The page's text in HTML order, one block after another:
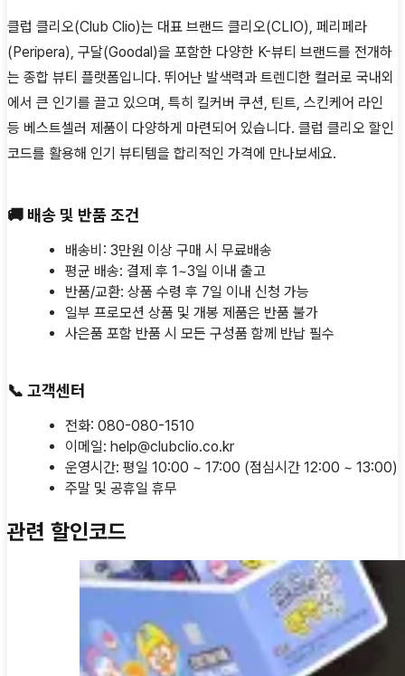
클럽 클리오(Club Clio)는 대표 브랜드 클리오(CLIO), 페리페라
(Peripera), 구달(Goodal)을 포함한 다양한 K-뷰티 브랜드를 전개하
는 종합 뷰티 플랫폼입니다. 뛰어난 발색력과 트렌디한 컬러로 국내외
에서 큰 인기를 끌고 있으며, 특히 킬커버 쿠션, 틴트, 스킨케어 라인
등 베스트셀러 제품이 다양하게 마련되어 있습니다. 클럽 클리오 할인
코드를 활용해 인기 뷰티템을 합리적인 가격에 만나보세요.
🚚 배송 및 반품 조건
배송비: 3만원 이상 구매 시 무료배송
평균 배송: 결제 후 1~3일 이내 출고
반품/교환: 상품 수령 후 7일 이내 신청 가능
일부 프로모션 상품 및 개봉 제품은 반품 불가
사은품 포함 반품 시 모든 구성품 함께 반납 필수
📞 고객센터
전화: 080-080-1510
이메일: help@clubclio.co.kr
운영시간: 평일 10:00 ~ 17:00 (점심시간 12:00 ~ 13:00)
주말 및 공휴일 휴무
관련 할인코드